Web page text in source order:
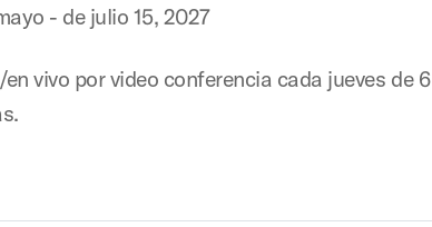
- de julio 15, 2027
vivo por video conferencia cada jueves de 6